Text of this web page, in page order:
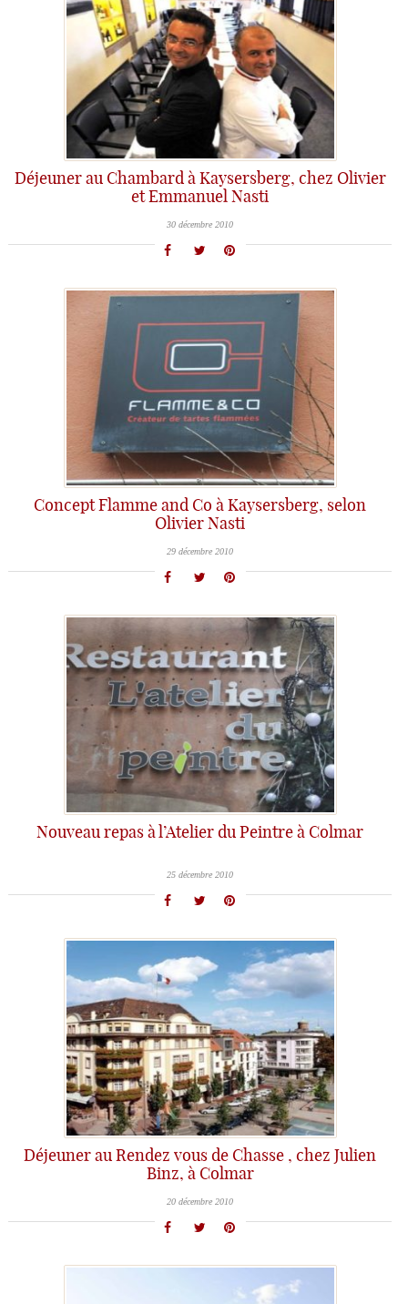
Déjeuner au Chambard à Kaysersberg, chez Olivier
et Emmanuel Nasti
30 décembre 2010
Concept Flamme and Co à Kaysersberg, selon
Olivier Nasti
29 décembre 2010
Nouveau repas à l’Atelier du Peintre à Colmar
25 décembre 2010
Déjeuner au Rendez vous de Chasse , chez Julien
Binz, à Colmar
20 décembre 2010